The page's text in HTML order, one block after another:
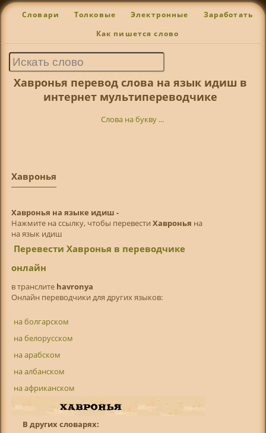
Словари Толковые Электронные Заработать
Как пишется слово
Хавронья перевод слова на язык идиш в
интернет мультипереводчике
Слова на букву ...
Хавронья
Хавронья на языке идиш -
Нажмите на ссылку, чтобы перевести Хавронья на
на язык идиш
Перевести Хавронья в переводчике
онлайн
в транслитe havronya
Онлайн переводчики для других языков:
на болгарском
на белорусском
на арабском
на албанском
на африканском
В других словарях: